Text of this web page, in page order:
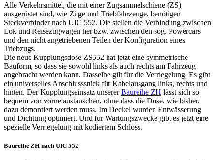
Alle Verkehrsmittel, die mit einer Zugsammelschiene (ZS)
ausgerüstet sind, wie Züge und Triebfahrzeuge, benötigen
Steckverbinder nach UIC 552. Die stellen die Verbindung zwischen
Lok und Reisezugwagen her bzw. zwischen den sog. Powercars
und den nicht angetriebenen Teilen der Konfiguration eines
Triebzugs.
Die neue Kupplungsdose ZS552 hat jetzt eine symmetrische
Bauform, so dass sie sowohl links als auch rechts am Fahrzeug
angebracht werden kann. Dasselbe gilt für die Verriegelung. Es gibt
ein universelles Anschlussstück für Kabelausgang links, rechts und
hinten. Der Kupplungseinsatz unsererBaureihe ZH lässt sich so
bequem von vorne austauschen, ohne dass die Dose, wie bisher,
dazu demontiert werden muss. Im Deckel wurden Entwässerung
und Dichtung optimiert. Und für Wartungszwecke gibt es jetzt eine
spezielle Verriegelung mit kodiertem Schloss.
Baureihe ZH nach UIC 552